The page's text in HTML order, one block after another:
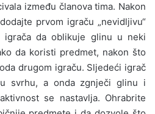
između članova tima. Nakon
prvom igraču „nevidljivu“
igrača da oblikuje glinu u neki
da koristi predmet, nakon što
drugom igraču. Sljedeći igrač
svrhu, a onda zgnječi glinu i
se nastavlja. Ohrabrite